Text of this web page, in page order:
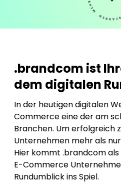
.brandcom ist
dem digitalen
In der heutigen digitalen
Commerce eine der am
Branchen. Um erfolgreich
Unternehmen mehr als
Hier kommt .brandcom
E-Commerce
Rundumblick ins Spiel.